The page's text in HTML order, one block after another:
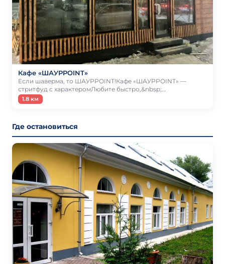
Кафе «ШАУРPOINT»
Если шаверма, то ШАУРPOINT!Кафе «ШАУРPOINT» —
стритфуд с характеромЛюбите быстро,&nbsp;…
1.8 км
Где остановиться